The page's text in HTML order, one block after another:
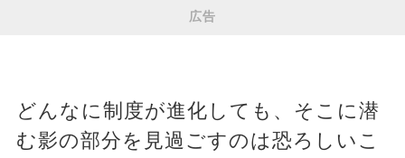
広告
どんなに制度が進化しても、そこに潜
む影の部分を見過ごすのは恐ろしいこ